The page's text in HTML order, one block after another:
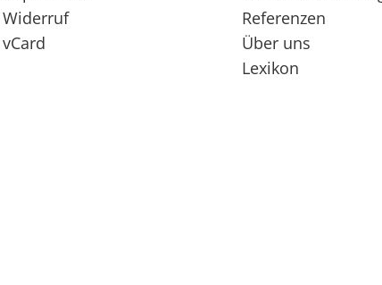
Widerruf
vCard
Referenzen
Über uns
Lexikon